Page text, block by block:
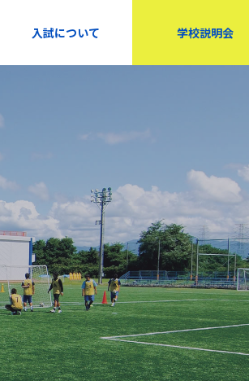
入試について 学校説明会